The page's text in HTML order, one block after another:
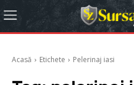
Acasă Etichete Pelerinaj iasi